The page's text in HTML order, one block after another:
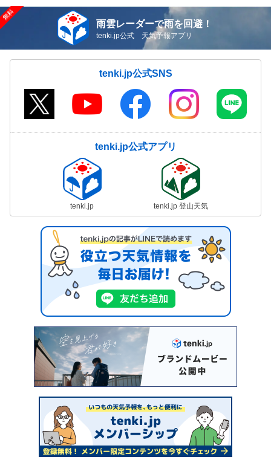
雨雲レーダーで雨を回避！
tenki.jp公式 天気予報アプリ
tenki.jp公式SNS
tenki.jp公式アプリ
tenki.jp tenki.jp 登山天気